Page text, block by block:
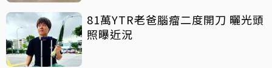
81萬YTR老爸腦瘤二度開刀 曬光頭
照曝近況